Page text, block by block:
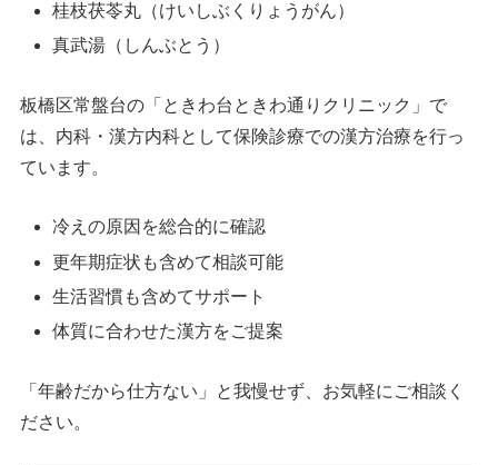
桂枝茯苓丸（けいしぶくりょうがん）
真武湯（しんぶとう）
板橋区常盤台の「ときわ台ときわ通りクリニック」で
は、内科・漢方内科として保険診療での漢方治療を行っ
ています。
冷えの原因を総合的に確認
更年期症状も含めて相談可能
生活習慣も含めてサポート
体質に合わせた漢方をご提案
「年齢だから仕方ない」と我慢せず、お気軽にご相談く
ださい。